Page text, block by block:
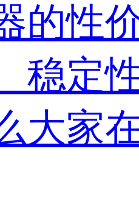
的性
稳定
大家